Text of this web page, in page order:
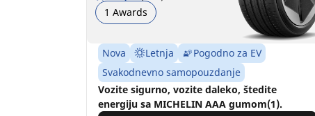
1 Awards
Nova Letnja
Pogodno za EV
Svakodnevno samopouzdanje
Vozite sigurno, vozite daleko, štedite
energiju sa MICHELIN AAA gumom(1).